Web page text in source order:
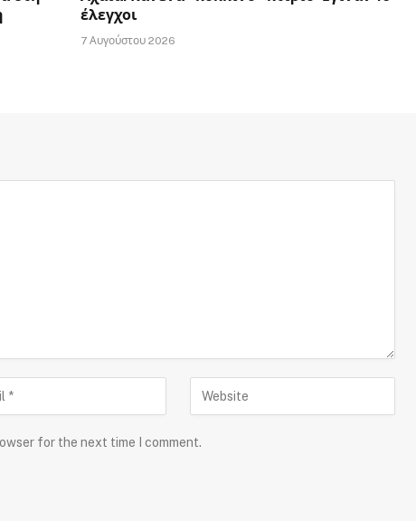
έλεγχοι
7 Αυγούστου 2026
for the next time I comment.